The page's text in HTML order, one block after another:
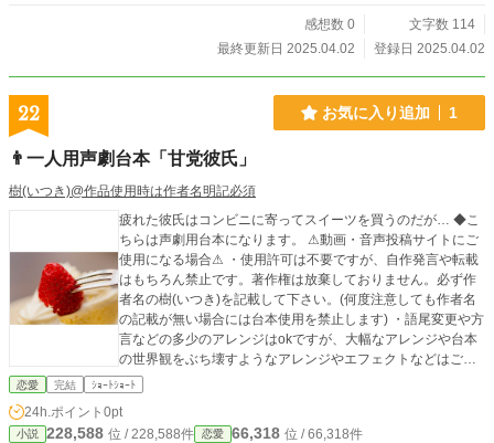
感想数 0
文字数 114
最終更新日 2025.04.02
登録日 2025.04.02
22 お気に入り追加 1
👨一人用声劇台本「甘党彼氏」
樹(いつき)@作品使用時は作者名明記必須
疲れた彼氏はコンビニに寄ってスイーツを買うのだが… ◆こ
ちらは声劇用台本になります。 ⚠動画・音声投稿サイトにご
使用になる場合⚠ ・使用許可は不要ですが、自作発言や転載
はもちろん禁止です。著作権は放棄しておりません。必ず作
者名の樹(いつき)を記載して下さい。(何度注意しても作者名
の記載が無い場合には台本使用を禁止します) ・語尾変更や方
言などの多少のアレンジはokですが、大幅なアレンジや台本
の世界観をぶち壊すようなアレンジやエフェクトなどはご遠
慮願います。 その他の詳細は【作品を使用する際の注意点】
恋愛 完結 ｼｮｰﾄｼｮｰﾄ
24h.ポイント 0pt
小説 228,588 位 / 228,588件 恋愛 66,318 位 / 66,318件